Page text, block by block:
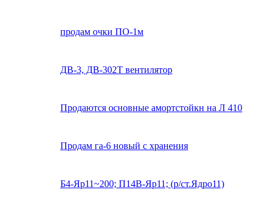
продам очки ПО-1м
ДВ-3, ДВ-302Т вентилятор
Продаются основные амортстойкн на Л 410
Продам га-6 новый с хранения
Б4-Яр11~200; П14В-Яр11; (р/ст.Ядро11)